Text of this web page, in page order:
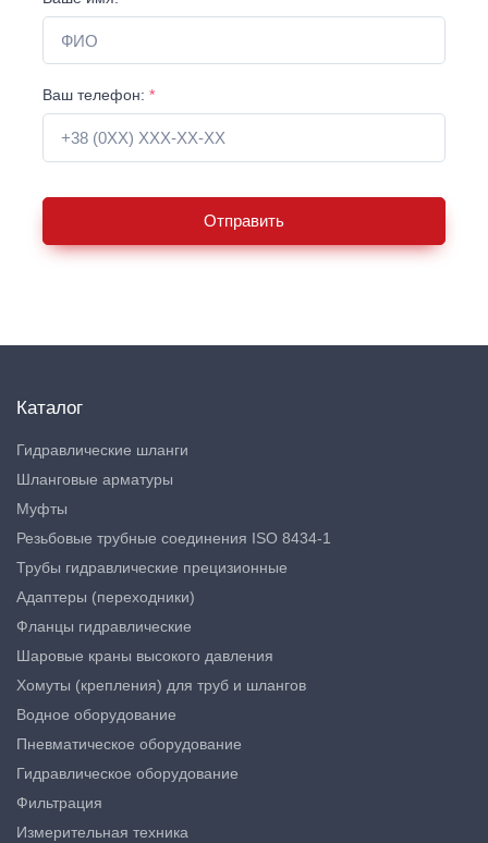
Ваш телефон: *
Отправить
Каталог
Гидравлические шланги
Шланговые арматуры
Муфты
Резьбовые трубные соединения ISO 8434-1
Трубы гидравлические прецизионные
Адаптеры (переходники)
Фланцы гидравлические
Шаровые краны высокого давления
Хомуты (крепления) для труб и шлангов
Водное оборудование
Пневматическое оборудование
Гидравлическое оборудование
Фильтрация
Измерительная техника